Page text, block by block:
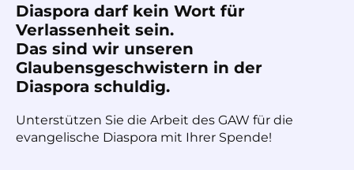
Diaspora darf kein Wort für
Verlassenheit sein.
Das sind wir unseren
Glaubensgeschwistern in der
Diaspora schuldig.
Unterstützen Sie die Arbeit des GAW für die
evangelische Diaspora mit Ihrer Spende!